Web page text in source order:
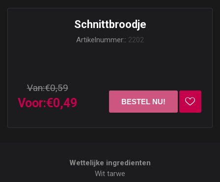
Schnittbroodje
Artikelnummer:: 2202
Van:€0,59
Voor:€0,49
Wettelijke ingredienten
Wit tarwe